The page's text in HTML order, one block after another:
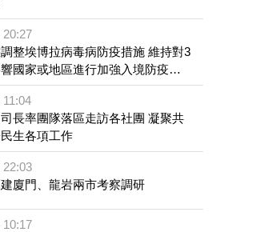
20:27
整埃博拉病毒病防疫措施 維持對3
國家或地區進行加強入境防疫措
11:04
長率團隊落區走訪各社團 凝聚共
生各項工作
22:03
廈門、龍岩兩市考察調研
10:17